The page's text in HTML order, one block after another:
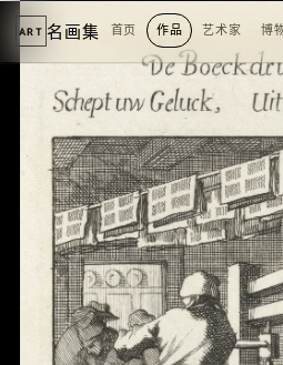
ART 名画集 首页 作品 艺术家 博